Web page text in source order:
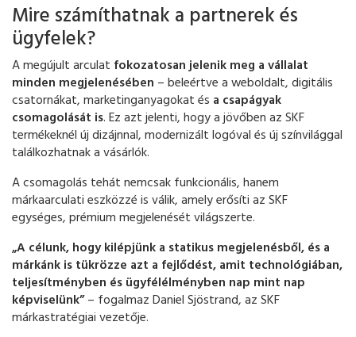
Mire számíthatnak a partnerek és
ügyfelek?
A megújult arculat fokozatosan jelenik meg a vállalat
minden megjelenésében – beleértve a weboldalt, digitális
csatornákat, marketinganyagokat és a csapágyak
csomagolását is. Ez azt jelenti, hogy a jövőben az SKF
termékeknél új dizájnnal, modernizált logóval és új színvilággal
találkozhatnak a vásárlók.
A csomagolás tehát nemcsak funkcionális, hanem
márkaarculati eszközzé is válik, amely erősíti az SKF
egységes, prémium megjelenését világszerte.
„A célunk, hogy kilépjünk a statikus megjelenésből, és a
márkánk is tükrözze azt a fejlődést, amit technológiában,
teljesítményben és ügyfélélményben nap mint nap
képviselünk”– fogalmaz Daniel Sjöstrand, az SKF
márkastratégiai vezetője.